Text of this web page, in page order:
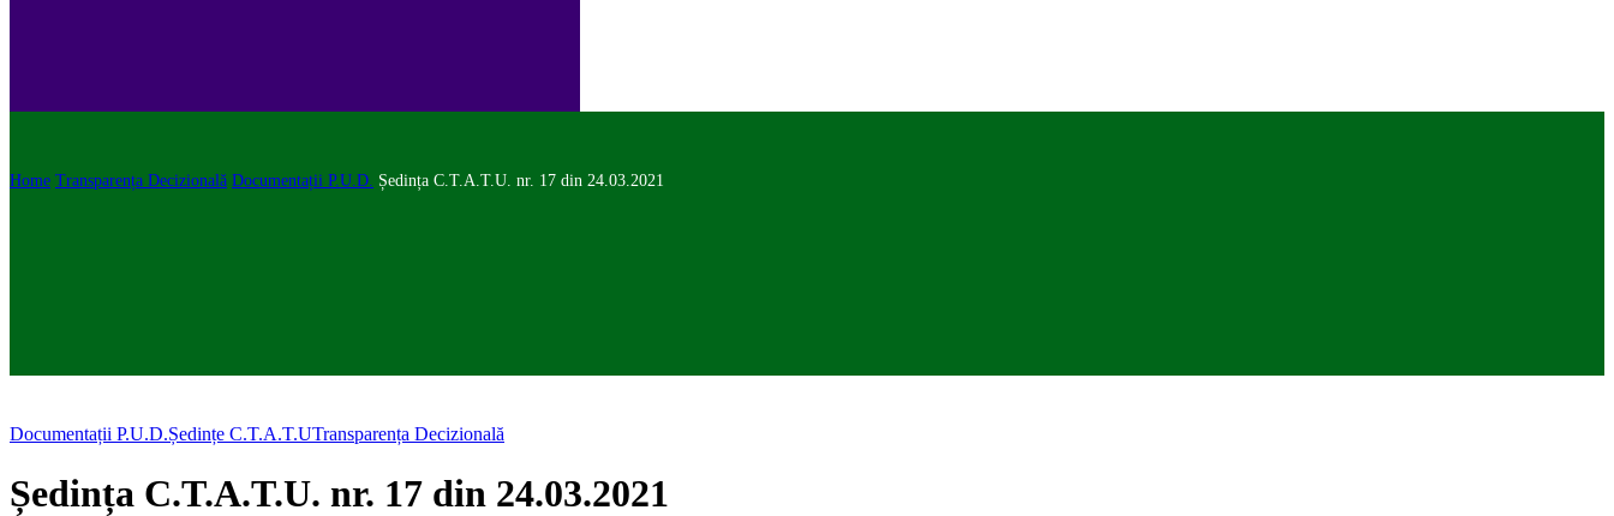
Home Transparența Decizională Documentații P.U.D. Ședința C.T.A.T.U. nr. 17 din 24.03.2021
Documentații P.U.D.Ședințe C.T.A.T.UTransparența Decizională
Ședința C.T.A.T.U. nr. 17 din 24.03.2021